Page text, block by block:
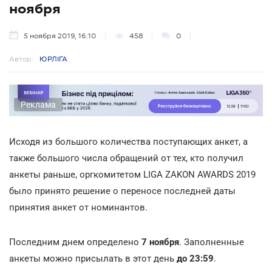
ноября
5 ноября 2019, 16:10 458 0
Автор: ЮРЛІГА
Реклама
Исходя из большого количества поступающих анкет, а
также большого числа обращений от тех, кто получил
анкеты раньше, оргкомитетом LIGA ZAKON AWARDS 2019
было принято решение о переносе последней даты
принятия анкет от номинантов.
Последним днем определено 7 ноября. Заполненные
анкеты можно присылать в этот день до 23:59.